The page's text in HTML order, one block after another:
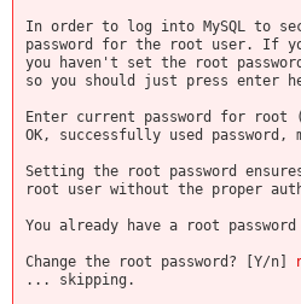
In order to log into MySQL to
password for the root user. If
you haven't set the root
so you should just press enter
Enter current password for root
OK, successfully used password,
Setting the root password
root user without the proper
You already have a root
Change the root password? [Y/n]
... skipping.